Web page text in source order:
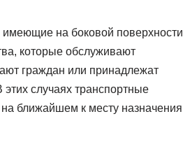
имеющие на боковой поверхности
которые обслуживают
граждан или принадлежат
случаях транспортные
ближайшем к месту назначения